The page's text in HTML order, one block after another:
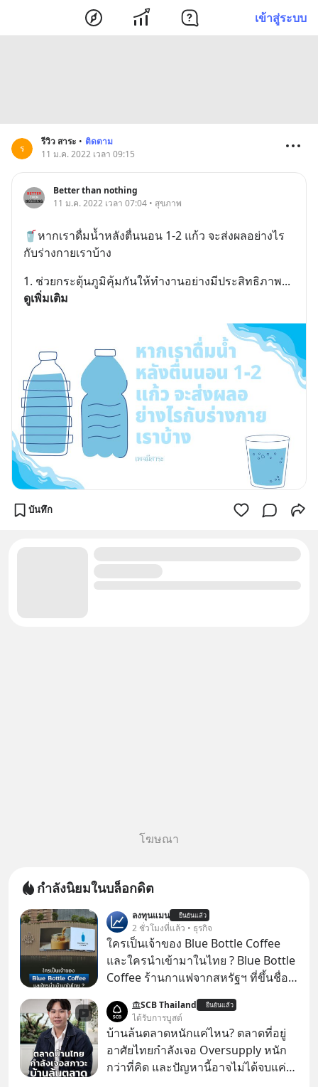
เข้าสู่ระบบ
ร
รีวิว สาระ • ติดตาม
11 ม.ค. 2022 เวลา 09:15
Better than nothing
11 ม.ค. 2022 เวลา 07:04 • สุขภาพ
🥤หากเราดื่มน้ำหลังตื่นนอน 1-2 แก้ว จะส่งผลอย่างไร
กับร่างกายเราบ้าง
1. ช่วยกระตุ้นภูมิคุ้มกันให้ทำงานอย่างมีประสิทธิภาพ
ดูเพิ่มเติม
บันทึก
โฆษณา
กำลังนิยมในบล็อกดิต
ลงทุนแมน ยืนยันแล้ว
2 ชั่วโมงที่แล้ว • ธุรกิจ
ใครเป็นเจ้าของ Blue Bottle Coffee
และใครนำเข้ามาในไทย ? Blue Bottle
Coffee ร้านกาแฟจากสหรัฐฯ ที่ขึ้นชื่อ
แรกในประเทศไทย ที่ Central Park
SCB Thailand ยืนยันแล้ว
ได้รับการบูสต์
บ้านล้นตลาดหนักแค่ไหน? ตลาดที่อยู่
อาศัยไทยกำลังเจอ Oversupply หนัก
กว่าที่คิด และปัญหานี้อาจไม่ได้จบแค่